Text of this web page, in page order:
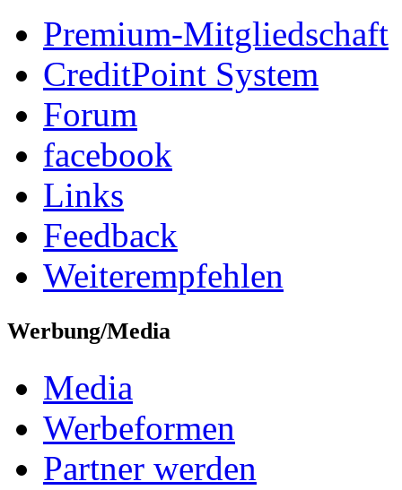
Premium-Mitgliedschaft
CreditPoint System
Forum
facebook
Links
Feedback
Weiterempfehlen
Werbung/Media
Media
Werbeformen
Partner werden